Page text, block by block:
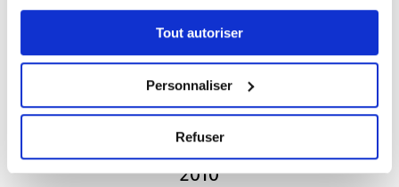
Tout autoriser
Personnaliser
Refuser
2010